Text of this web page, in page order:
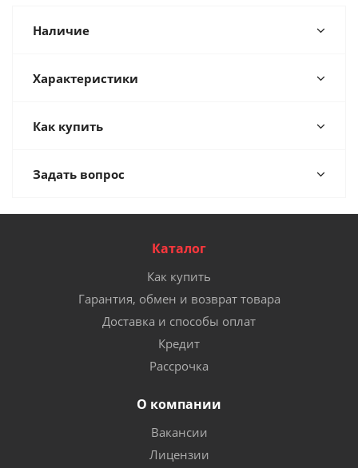
Наличие
Характеристики
Как купить
Задать вопрос
Каталог
Как купить
Гарантия, обмен и возврат товара
Доставка и способы оплат
Кредит
Рассрочка
О компании
Вакансии
Лицензии